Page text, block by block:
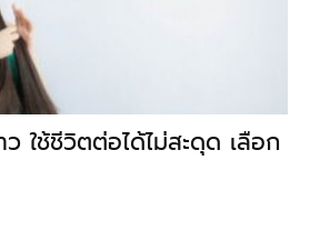
ใช้ชีวิตต่อได้ไม่สะดุด เลือก